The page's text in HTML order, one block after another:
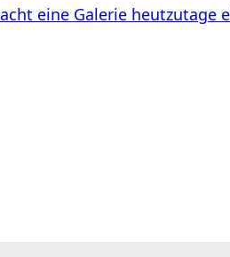
eine Galerie heutzutage